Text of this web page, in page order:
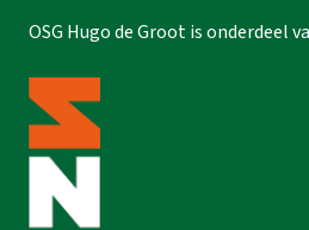
OSG Hugo de Groot is onderdeel